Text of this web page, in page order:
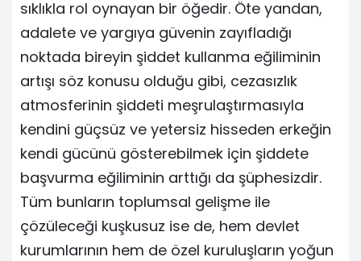
sıklıkla rol oynayan bir öğedir. Öte yandan,
adalete ve yargıya güvenin zayıfladığı
noktada bireyin şiddet kullanma eğiliminin
artışı söz konusu olduğu gibi, cezasızlık
atmosferinin şiddeti meşrulaştırmasıyla
kendini güçsüz ve yetersiz hisseden erkeğin
kendi gücünü gösterebilmek için şiddete
başvurma eğiliminin arttığı da şüphesizdir.
Tüm bunların toplumsal gelişme ile
çözüleceği kuşkusuz ise de, hem devlet
kurumlarının hem de özel kuruluşların yoğun